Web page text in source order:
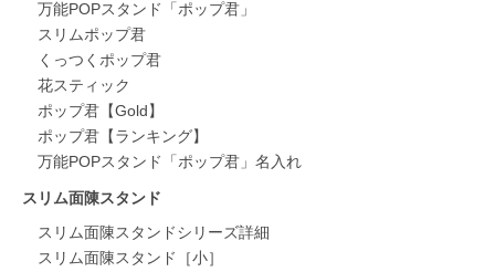
万能POPスタンド「ポップ君」
スリムポップ君
くっつくポップ君
花スティック
ポップ君【Gold】
ポップ君【ランキング】
万能POPスタンド「ポップ君」名入れ
スリム面陳スタンド
スリム面陳スタンドシリーズ詳細
スリム面陳スタンド［小］